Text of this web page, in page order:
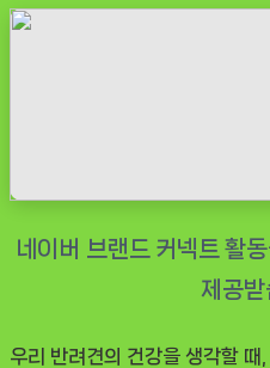
우리 반려견의 건강을 생각할 때